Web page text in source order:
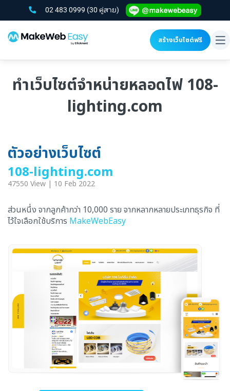
02 483 0999 (30 คู่สาย)
สร้างเว็บไซต์ฟรี
ทำเว็บไซต์จำหน่ายหลอดไฟ 108-
lighting.com
ตัวอย่างเว็บไซต์
108-lighting.com
47550 View | 10 Feb 2022
ส่วนหนึ่ง จากลูกค้ากว่า 10,000 ราย จากหลากหลายประเภทธุรกิจ ที่
ไว้ใจเลือกใช้บริการ MakeWebEasy